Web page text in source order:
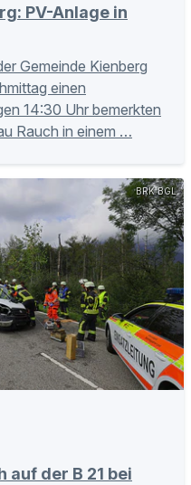
PV-Anlage in
Gemeinde Kienberg
einen
14:30 Uhr bemerkten
Rauch in einem …
BRK BGL
der B 21 bei